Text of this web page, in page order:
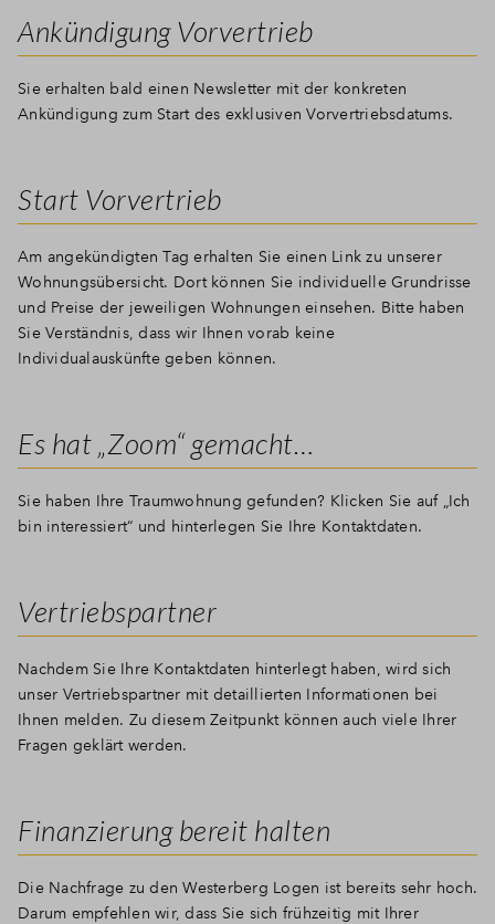
Ankündigung Vorvertrieb
Sie erhalten bald einen Newsletter mit der konkreten
Ankündigung zum Start des exklusiven Vorvertriebsdatums.
Start Vorvertrieb
Am angekündigten Tag erhalten Sie einen Link zu unserer
Wohnungsübersicht. Dort können Sie individuelle Grundrisse
und Preise der jeweiligen Wohnungen einsehen. Bitte haben
Sie Verständnis, dass wir Ihnen vorab keine
Individualauskünfte geben können.
Es hat „Zoom“ gemacht…
Sie haben Ihre Traumwohnung gefunden? Klicken Sie auf „Ich
bin interessiert“ und hinterlegen Sie Ihre Kontaktdaten.
Vertriebspartner
Nachdem Sie Ihre Kontaktdaten hinterlegt haben, wird sich
unser Vertriebspartner mit detaillierten Informationen bei
Ihnen melden. Zu diesem Zeitpunkt können auch viele Ihrer
Fragen geklärt werden.
Finanzierung bereit halten
Die Nachfrage zu den Westerberg Logen ist bereits sehr hoch.
Darum empfehlen wir, dass Sie sich frühzeitig mit Ihrer